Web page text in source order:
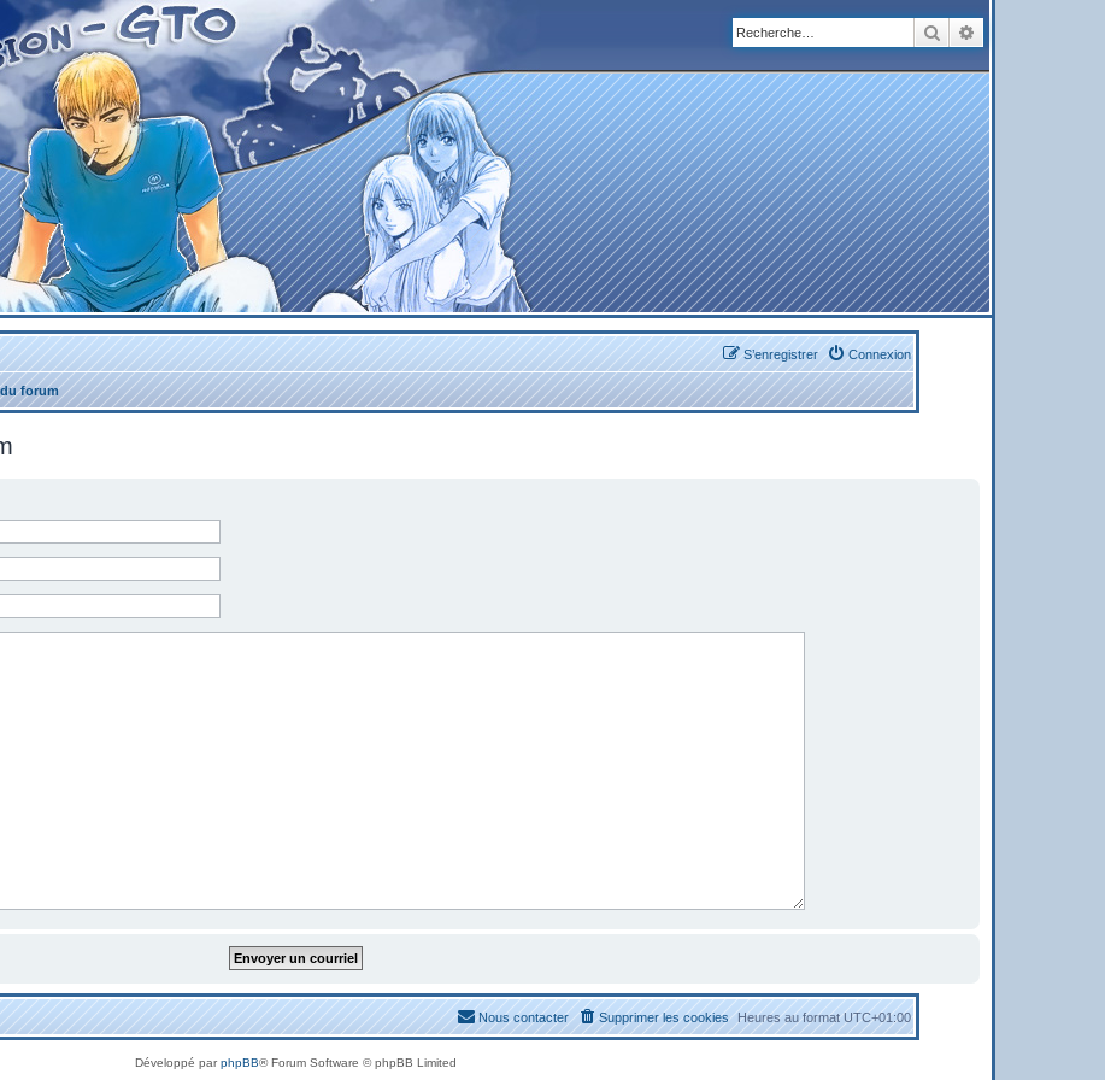
Rechercher
Connexion
S’enregistrer
forum
Heures au formatUTC+01:00
Supprimer les cookies
Nous contacter
Développé parphpBB® Forum Software © phpBB Limited